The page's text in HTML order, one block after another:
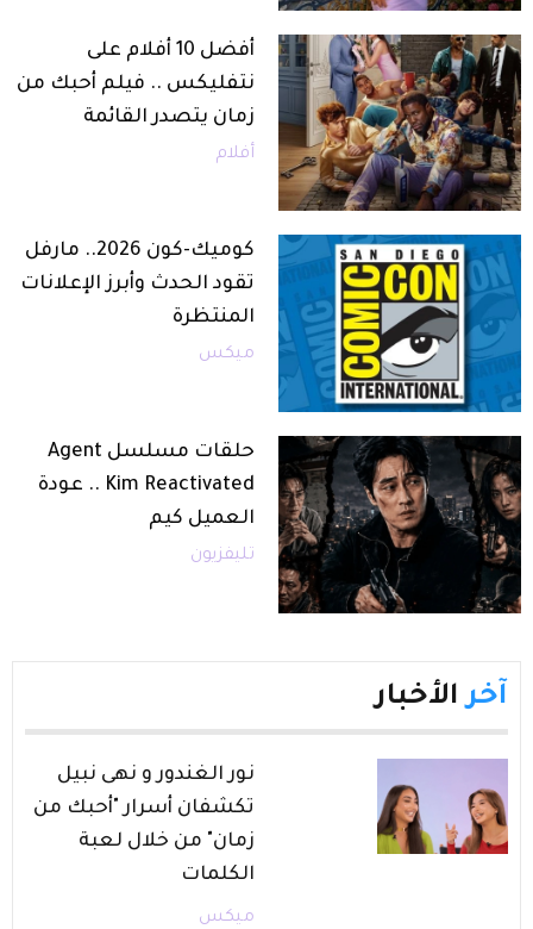
أفضل 10 أفلام على
نتفليكس .. فيلم أحبك من
زمان يتصدر القائمة
أفلام
كوميك-كون 2026.. مارفل
تقود الحدث وأبرز الإعلانات
المنتظرة
ميكس
حلقات مسلسل Agent
Kim Reactivated .. عودة
العميل كيم
تليفزيون
آخر الأخبار
نور الغندور و نهى نبيل
تكشفان أسرار "أحبك من
زمان" من خلال لعبة
الكلمات
ميكس